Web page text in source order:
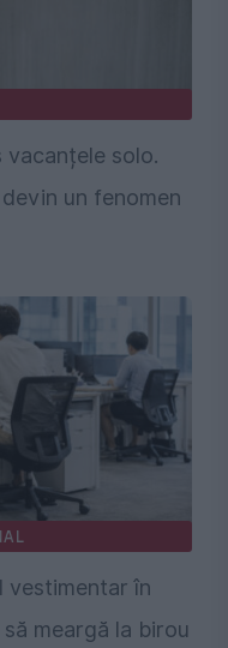
vacanțele solo.
un fenomen
vestimentar în
meargă la birou